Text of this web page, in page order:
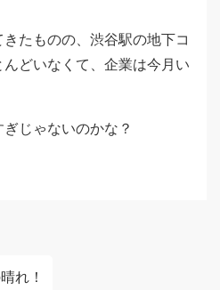
たものの、渋谷駅の地下コ
どいなくて、企業は今月い
じゃないのかな？
れ！